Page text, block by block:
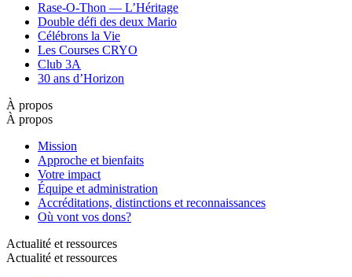
Rase-O-Thon — L’Héritage
Double défi des deux Mario
Célébrons la Vie
Les Courses CRYO
Club 3A
30 ans d’Horizon
À propos
À propos
Mission
Approche et bienfaits
Votre impact
Équipe et administration
Accréditations, distinctions et reconnaissances
Où vont vos dons?
Actualité et ressources
Actualité et ressources